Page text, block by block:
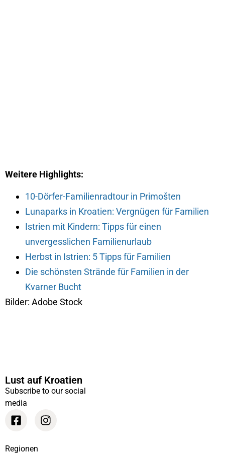
Weitere Highlights:
10-Dörfer-Familienradtour in Primošten
Lunaparks in Kroatien: Vergnügen für Familien
Istrien mit Kindern: Tipps für einen
unvergesslichen Familienurlaub
Herbst in Istrien: 5 Tipps für Familien
Die schönsten Strände für Familien in der
Kvarner Bucht
Bilder: Adobe Stock
Lust auf Kroatien
Subscribe to our social
media
Regionen